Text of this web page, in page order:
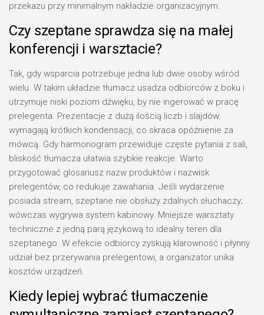
przekazu przy minimalnym nakładzie organizacyjnym.
Czy szeptane sprawdza się na małej
konferencji i warsztacie?
Tak, gdy wsparcia potrzebuje jedna lub dwie osoby wśród
wielu. W takim układzie tłumacz usadza odbiorców z boku i
utrzymuje niski poziom dźwięku, by nie ingerować w pracę
prelegenta. Prezentacje z dużą ilością liczb i slajdów
wymagają krótkich kondensacji, co skraca opóźnienie za
mówcą. Gdy harmonogram przewiduje częste pytania z sali,
bliskość tłumacza ułatwia szybkie reakcje. Warto
przygotować glosariusz nazw produktów i nazwisk
prelegentów, co redukuje zawahania. Jeśli wydarzenie
posiada stream, szeptane nie obsłuży zdalnych słuchaczy;
wówczas wygrywa system kabinowy. Mniejsze warsztaty
techniczne z jedną parą językową to idealny teren dla
szeptanego. W efekcie odbiorcy zyskują klarowność i płynny
udział bez przerywania prelegentowi, a organizator unika
kosztów urządzeń.
Kiedy lepiej wybrać tłumaczenie